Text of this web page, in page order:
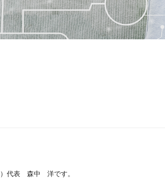
）代表 森中 洋です。